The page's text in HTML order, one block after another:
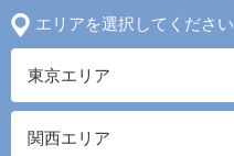
エリアを選択してください
東京エリア
関西エリア